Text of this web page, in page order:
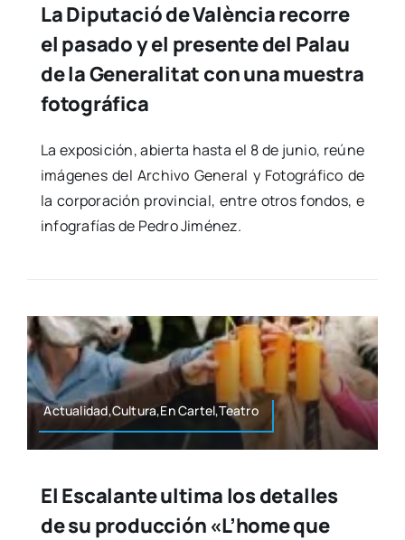
La Diputació de València recorre
el pasado y el presente del Palau
de la Generalitat con una muestra
fotográfica
La expo­si­ción, abier­ta has­ta el 8 de junio, reúne
imá­ge­nes del Archi­vo Gene­ral y Foto­grá­fi­co de
la cor­po­ra­ción pro­vin­cial, entre otros fon­dos, e
info­gra­fías de Pedro Jimé­nez.
Actualidad,Cultura,En Cartel,Teatro
El Escalante ultima los detalles
de su producción «L’home que